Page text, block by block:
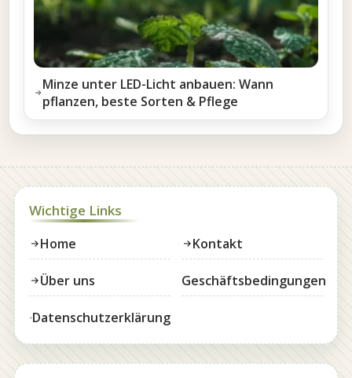
Minze unter LED-Licht anbauen: Wann
pflanzen, beste Sorten & Pflege
Wichtige Links
Home Kontakt
Über uns Geschäftsbedingungen
Datenschutzerklärung